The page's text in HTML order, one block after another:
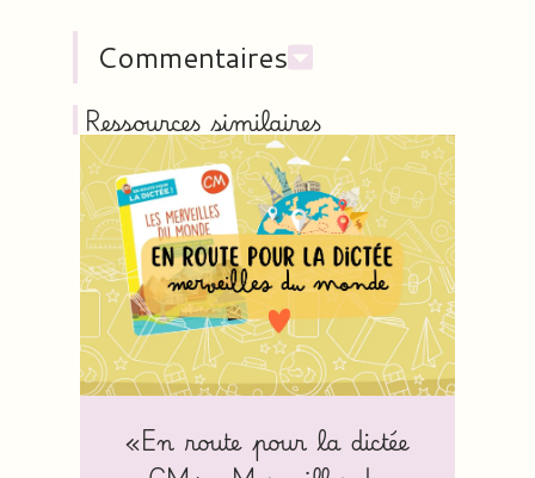
Commentaires
Ressources similaires
«En route pour la dictée